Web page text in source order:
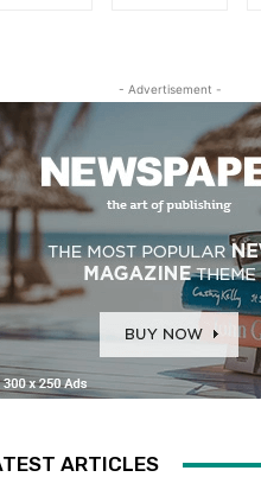
- Advertisement -
ARTICLES